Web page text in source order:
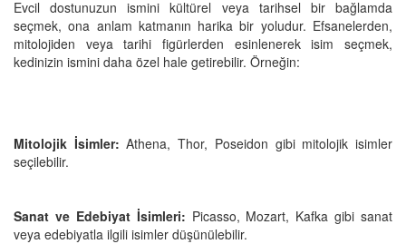
Evcil dostunuzun ismini kültürel veya tarihsel bir bağlamda
seçmek, ona anlam katmanın harika bir yoludur. Efsanelerden,
mitolojiden veya tarihi figürlerden esinlenerek isim seçmek,
kedinizin ismini daha özel hale getirebilir. Örneğin:
Mitolojik İsimler:Athena, Thor, Poseidon gibi mitolojik isimler
seçilebilir.
Sanat ve Edebiyat İsimleri: Picasso, Mozart, Kafka gibi sanat
veya edebiyatla ilgili isimler düşünülebilir.